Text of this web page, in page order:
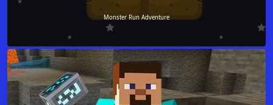
Monster Run Adventure